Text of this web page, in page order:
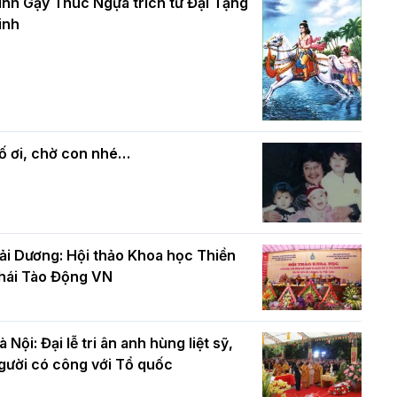
mừng Đại lễ Phật đản PL.2570 –
mùa Phật đản PL.2570
Phật giáo chính tín Phần 7: Luật nhân
quả
ơi, chờ con nhé…
Dương: Hội thảo Khoa học Thiền
Tào Động VN
Nội: Đại lễ tri ân anh hùng liệt sỹ,
có công với Tổ quốc